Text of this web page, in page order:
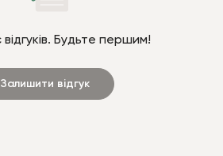
Будьте першим!
Залишити відгук